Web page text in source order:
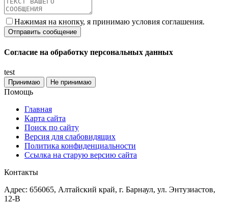
Нажимая на кнопку, я принимаю условия соглашения.
Согласие на обработку персональных данных
test
Принимаю Не принимаю
Помощь
Главная
Карта сайта
Поиск по сайту
Версия для слабовидящих
Политика конфиденциальности
Ссылка на старую версию сайта
Контакты
Адрес: 656065, Алтайский край, г. Барнаул, ул. Энтузиастов,
12-В